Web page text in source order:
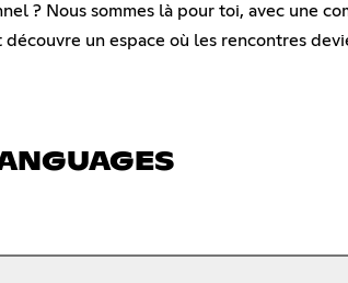
? Nous sommes là pour toi, avec une
un espace où les rencontres